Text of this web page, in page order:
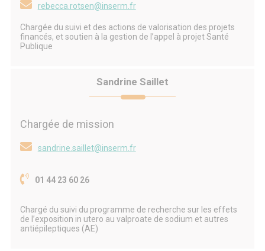
rebecca.rotsen@inserm.fr
Chargée du suivi et des actions de valorisation des projets
financés, et soutien à la gestion de l’appel à projet Santé
Publique
Sandrine Saillet
Chargée de mission
sandrine.saillet@inserm.fr
01 44 23 60 26
Chargé du suivi du programme de recherche sur les effets
de l’exposition in utero au valproate de sodium et autres
antiépileptiques (AE)